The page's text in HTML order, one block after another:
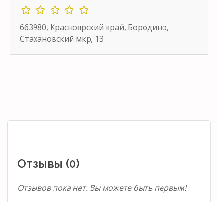
663980, Красноярский край, Бородино,
Стахановский мкр, 13
Отзывы (0)
Отзывов пока нет. Вы можете быть первым!